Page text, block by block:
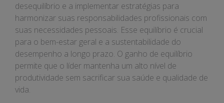
desequilíbrio e a implementar estratégias para
harmonizar suas responsabilidades profissionais com
suas necessidades pessoais. Esse equilíbrio é crucial
para o bem-estar geral e a sustentabilidade do
desempenho a longo prazo. O ganho de equilíbrio
permite que o líder mantenha um alto nível de
produtividade sem sacrificar sua saúde e qualidade de
vida.